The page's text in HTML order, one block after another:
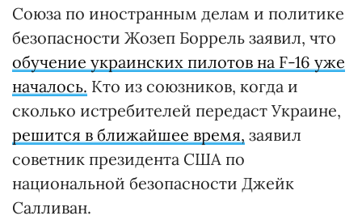
Союза по иностранным делам и политике
безопасности Жозеп Боррель заявил, что
обучение украинских пилотов на F-16 уже
началось. Кто из союзников, когда и
сколько истребителей передаст Украине,
решится в ближайшее время, заявил
советник президента США по
национальной безопасности Джейк
Салливан.